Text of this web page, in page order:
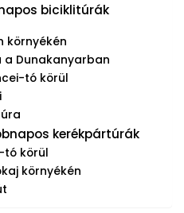
biciklitúrák
környékén
a Dunakanyarban
tó körül
kerékpártúrák
tó körül
környékén